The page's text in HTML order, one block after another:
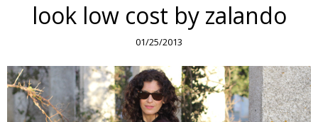
look low cost by zalando
01/25/2013